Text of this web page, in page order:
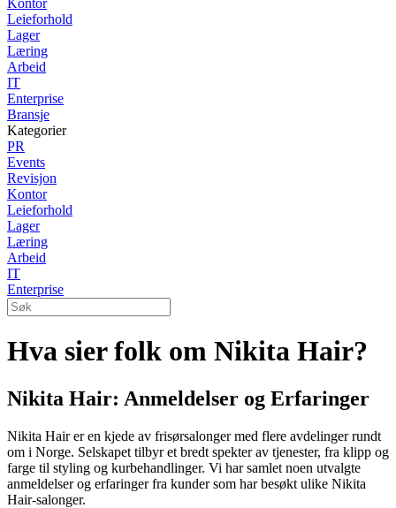
Kontor
Leieforhold
Lager
Læring
Arbeid
IT
Enterprise
Bransje
Kategorier
PR
Events
Revisjon
Kontor
Leieforhold
Lager
Læring
Arbeid
IT
Enterprise
Hva sier folk om Nikita Hair?
Nikita Hair: Anmeldelser og Erfaringer
Nikita Hair er en kjede av frisørsalonger med flere avdelinger rundt
om i Norge. Selskapet tilbyr et bredt spekter av tjenester, fra klipp og
farge til styling og kurbehandlinger. Vi har samlet noen utvalgte
anmeldelser og erfaringer fra kunder som har besøkt ulike Nikita
Hair-salonger.